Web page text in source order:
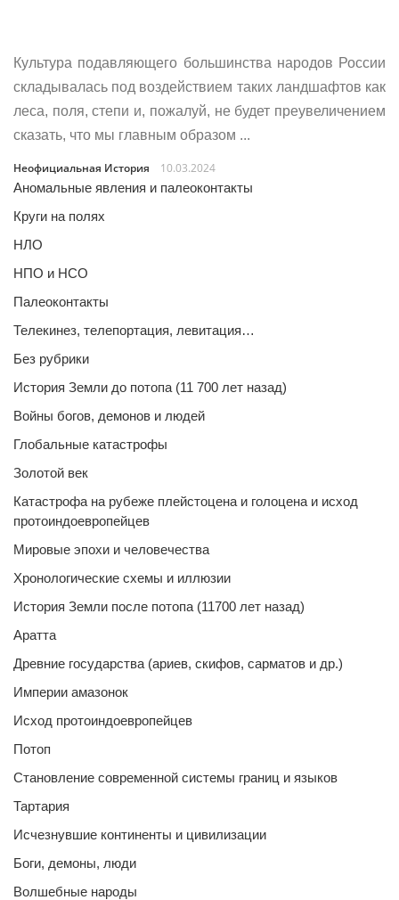
Культура подавляющего большинства народов России
складывалась под воздействием таких ландшафтов как
леса, поля, степи и, пожалуй, не будет преувеличением
сказать, что мы главным образом ...
Неофициальная История
10.03.2024
Аномальные явления и палеоконтакты
Круги на полях
НЛО
НПО и НСО
Палеоконтакты
Телекинез, телепортация, левитация…
Без рубрики
История Земли до потопа (11 700 лет назад)
Войны богов, демонов и людей
Глобальные катастрофы
Золотой век
Катастрофа на рубеже плейстоцена и голоцена и исход
протоиндоевропейцев
Мировые эпохи и человечества
Хронологические схемы и иллюзии
История Земли после потопа (11700 лет назад)
Аратта
Древние государства (ариев, скифов, сарматов и др.)
Империи амазонок
Исход протоиндоевропейцев
Потоп
Становление современной системы границ и языков
Тартария
Исчезнувшие континенты и цивилизации
Боги, демоны, люди
Волшебные народы